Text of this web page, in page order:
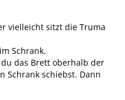
vielleicht sitzt die Truma
Schrank.
das Brett oberhalb der
Schrank schiebst. Dann